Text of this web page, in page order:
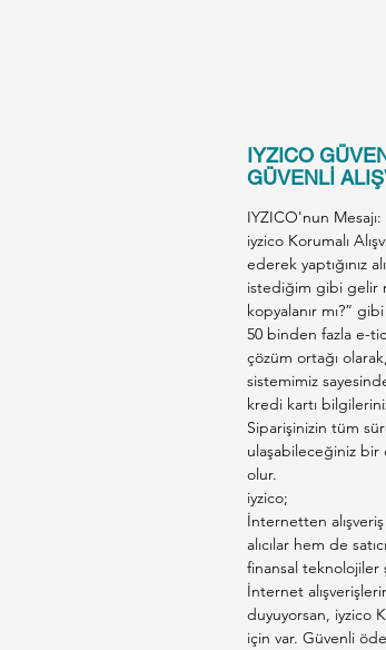
IYZICO
GÜVENLİ
IYZICO'nun Mesajı:
iyzico Korumalı
ederek yaptığınız
istediğim gibi gelir
kopyalanır mı?”
50 binden fazla e-
çözüm ortağı
sistemimiz
kredi kartı
Siparişinizin tüm
ulaşabileceğiniz bir
olur.
iyzico;
İnternetten
alıcılar hem de
finansal teknolojiler
İnternet
duyuyorsan, iyzico
için var. Güvenli